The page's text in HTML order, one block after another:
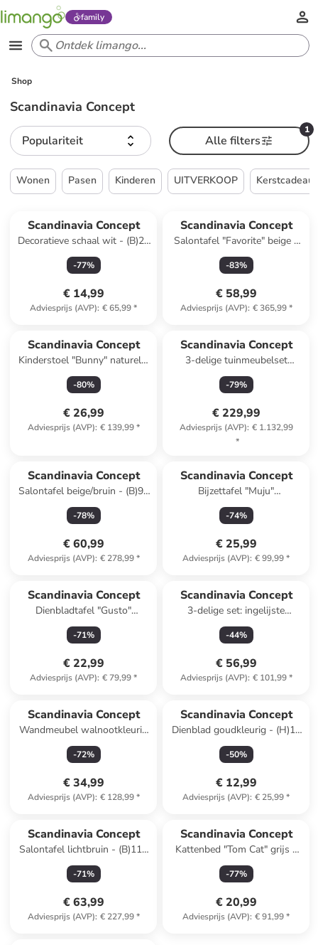
family
Shop
Scandinavia Concept
Populariteit
1
Alle filters
Wonen Pasen Kinderen UITVERKOOP
Scandinavia Concept
Decoratieve schaal wit - (B)22
x (H)10 x (D)17 cm
-77%
€ 14,99
Adviesprijs (AVP): € 65,99*
Scandinavia Concept
Salontafel "Favorite" beige -
(B)120 x (H)38 x (D)60 cm
-83%
€ 58,99
Adviesprijs (AVP): € 365,99*
Scandinavia Concept
Kinderstoel "Bunny" naturel -
(B)30 x (H)55 x (D)25 cm
-80%
€ 26,99
Adviesprijs (AVP): € 139,99*
Scandinavia Concept
3-delige tuinmeubelset
lichtbruin/beige
-79%
€ 229,99
Adviesprijs (AVP): € 1.132,99
*
Scandinavia Concept
Salontafel beige/bruin - (B)90
x (H)35 x (D)90 cm
-78%
€ 60,99
Adviesprijs (AVP): € 278,99*
Scandinavia Concept
Bijzettafel "Muju"
eikenkleurig/antraciet - (B)40 x
(H)57 x (D)30 cm
-74%
€ 25,99
Adviesprijs (AVP): € 99,99*
Scandinavia Concept
Dienbladtafel "Gusto"
lichtbruin/zwart - (B)60 x
(H)35 x (D)24,5 cm
-71%
€ 22,99
Adviesprijs (AVP): € 79,99*
Scandinavia Concept
3-delige set: ingelijste
kunstdrukken
-44%
€ 56,99
Adviesprijs (AVP): € 101,99*
Scandinavia Concept
Wandmeubel walnootkleurig
- (B)20 x (H)40 x (D)9 cm
-72%
€ 34,99
Adviesprijs (AVP): € 128,99*
Scandinavia Concept
Dienblad goudkleurig - (H)18
x Ø 20,5 cm
-50%
€ 12,99
Adviesprijs (AVP): € 25,99*
Scandinavia Concept
Salontafel lichtbruin - (B)119
x (H)40 x (D)60 cm
-71%
€ 63,99
Adviesprijs (AVP): € 227,99*
Scandinavia Concept
Kattenbed "Tom Cat" grijs -
(B)35 x (H)50 x (D)40 cm
-77%
€ 20,99
Adviesprijs (AVP): € 91,99*